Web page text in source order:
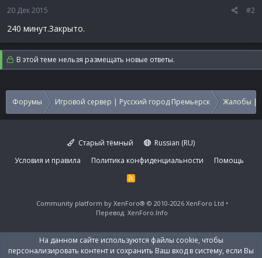
20 Дек 2015 #2
240 минут.Закрыто.
В этой теме нельзя размещать новые ответы.
Форумы Игровой сервер | Русский город Премьерск Жалобы |
Старый тёмный
Russian (RU)
Условия и правила
Политика конфиденциальности Помощь
R
S
Community platform by XenForo® © 2010-2026 XenForo Ltd
Перевод: XenForo.Info